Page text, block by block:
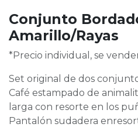
Conjunto
Amarillo/Rayas
*Precio individual, se
Set original de dos
Café estampado de
larga con resorte en los
Pantalón sudadera